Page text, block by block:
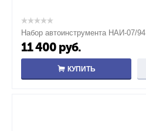
Набор автоинструмента НАИ-07/94
11 400 руб.
КУПИТЬ